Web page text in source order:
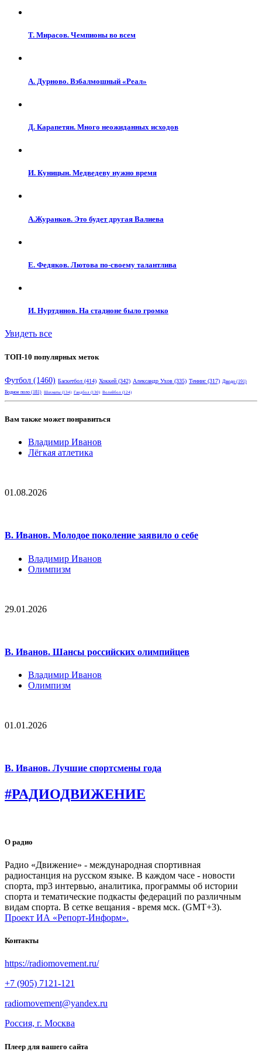
Т. Мирасов. Чемпионы во всем
А. Дурново. Взбалмошный «Реал»
Д. Карапетян. Много неожиданных исходов
И. Куницын. Медведеву нужно время
А.Журанков. Это будет другая Валиева
Е. Федяков. Лютова по-своему талантлива
И. Нуртдинов. На стадионе было громко
Увидеть все
ТОП-10 популярных меток
Футбол (1460) Баскетбол (414) Хоккей (342) Александр Ухов (335) Теннис (317) Дзюдо (191)
Водное поло (181) Шахматы (134) Гандбол (130) Волейбол (124)
Вам также может понравиться
Владимир Иванов
Лёгкая атлетика
01.08.2026
В. Иванов. Молодое поколение заявило о себе
Владимир Иванов
Олимпизм
29.01.2026
В. Иванов. Шансы российских олимпийцев
Владимир Иванов
Олимпизм
01.01.2026
В. Иванов. Лучшие спортсмены года
#РАДИОДВИЖЕНИЕ
О радио
Радио «Движение» - международная спортивная
радиостанция на русском языке. В каждом часе - новости
спорта, mp3 интервью, аналитика, программы об истории
спорта и тематические подкасты федераций по различным
видам спорта. В сетке вещания - время мск. (GMT+3).
Проект ИА «Репорт-Информ».
Контакты
https://radiomovement.ru/
+7 (905) 7121-121
radiomovement@yandex.ru
Россия, г. Москва
Плеер для вашего сайта